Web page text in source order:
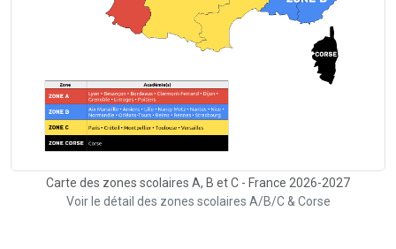
Carte des zones scolaires A, B et C - France 2026-2027
Voir le détail des zones scolaires A/B/C & Corse